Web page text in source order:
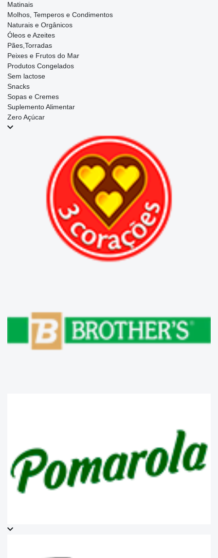
Matinais
Molhos, Temperos e Condimentos
Naturais e Orgânicos
Óleos e Azeites
Pães,Torradas
Peixes e Frutos do Mar
Produtos Congelados
Sem lactose
Snacks
Sopas e Cremes
Suplemento Alimentar
Zero Açúcar